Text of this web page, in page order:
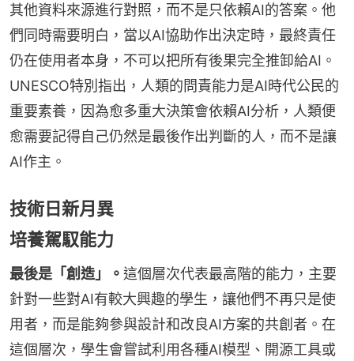
其他資料來源進行對照，而不是只依賴AI的答案。他
們同時需要明白，當以AI協助作出決定時，最終責任
仍在使用者本身，不可以把所有後果完全推卸給AI。
UNESCO特別指出，人類的問責能力是AI時代公民的
重要素養，因為愈多重大決策會依賴AI分析，人類便
愈需要記得自己仍然是最後作出判斷的人，而不是讓
AI作主。
技術日新月異
培養駕馭能力
最後是「創造」。 這個層次代表最高階的能力，主要
針對一些對AI有較大興趣的學生，讓他們不再只是使
用者，而是能夠參與設計和改良AI方案的共創者。在
這個層次，學生會嘗試利用各種AI模型、開源工具或